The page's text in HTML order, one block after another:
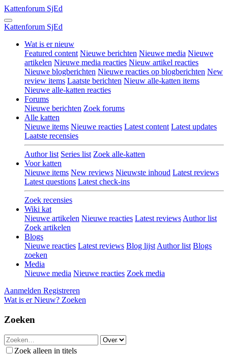
Kattenforum SjEd
Kattenforum SjEd
Wat is er nieuw
Featured content Nieuwe berichten Nieuwe media Nieuwe
artikelen Nieuwe media reacties Nieuw artikel reacties
Nieuwe blogberichten Nieuwe reacties op blogberichten New
review items Laatste berichten Nieuw alle-katten items
Nieuwe alle-katten reacties
Forums
Nieuwe berichten Zoek forums
Alle katten
Nieuwe items Nieuwe reacties Latest content Latest updates
Laatste recensies
Author list Series list Zoek alle-katten
Voor katten
Nieuwe items New reviews Nieuwste inhoud Latest reviews
Latest questions Latest check-ins
Zoek recensies
Wiki kat
Nieuwe artikelen Nieuwe reacties Latest reviews Author list
Zoek artikelen
Blogs
Nieuwe reacties Latest reviews Blog lijst Author list Blogs
zoeken
Media
Nieuwe media Nieuwe reacties Zoek media
Aanmelden Registreren
Wat is er Nieuw? Zoeken
Zoeken
Zoek alleen in titels